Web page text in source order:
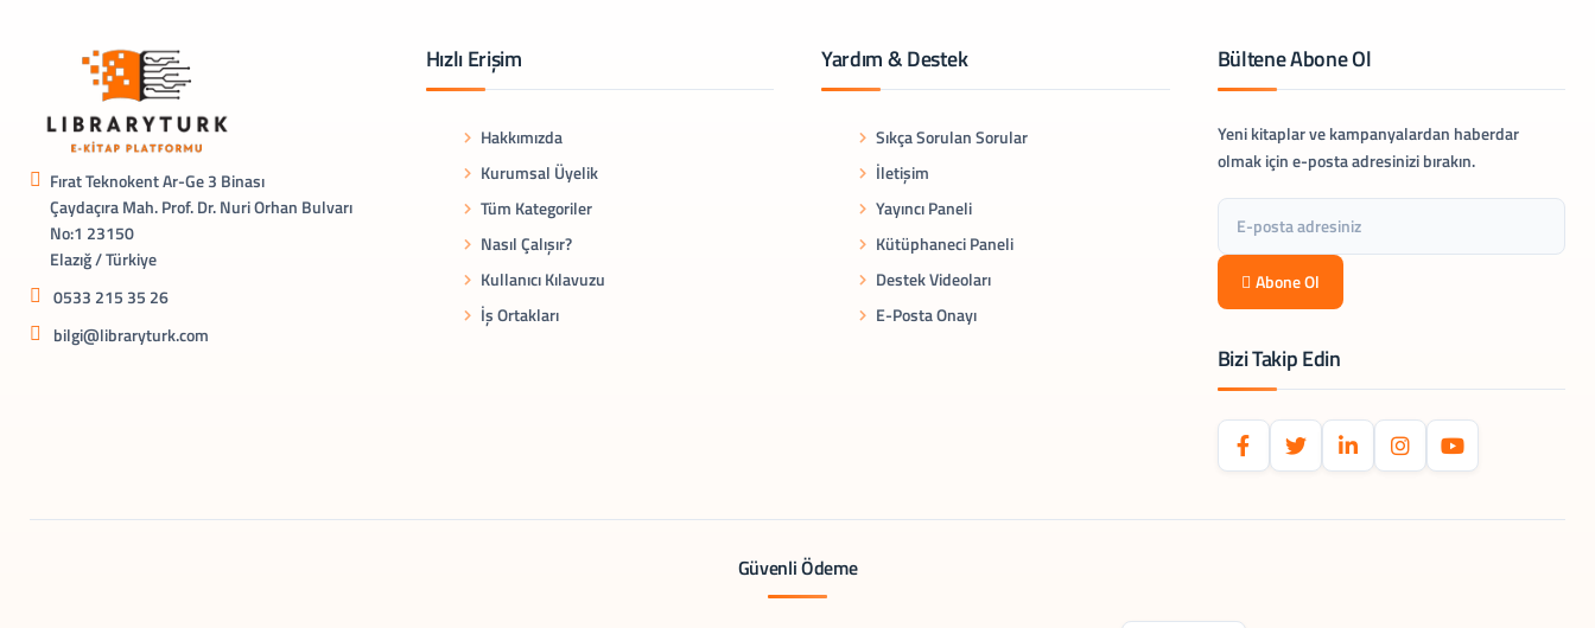
Fırat Teknokent Ar-Ge 3 Binası
Çaydaçıra Mah. Prof. Dr. Nuri Orhan Bulvarı
No:1 23150
Elazığ / Türkiye
0533 215 35 26
bilgi@libraryturk.com
Hızlı Erişim
Hakkımızda
Kurumsal Üyelik
Tüm Kategoriler
Nasıl Çalışır?
Kullanıcı Kılavuzu
İş Ortakları
Yardım & Destek
Sıkça Sorulan Sorular
İletişim
Yayıncı Paneli
Kütüphaneci Paneli
Destek Videoları
E-Posta Onayı
Bültene Abone Ol
Yeni kitaplar ve kampanyalardan haberdar
olmak için e-posta adresinizi bırakın.
Abone Ol
Bizi Takip Edin
Güvenli Ödeme